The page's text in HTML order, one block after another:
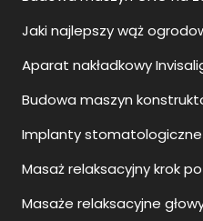
Jaki najlepszy wąż
Aparat nakładkowy
Budowa maszyn
Implanty
Masaż relaksacyjny krok
Masaże relaksacyjne